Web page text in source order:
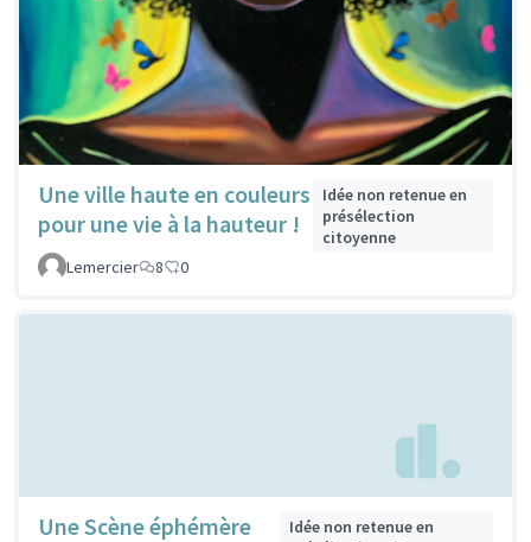
Une ville haute en couleurs
pour une vie à la hauteur !
Idée non retenue en
présélection
citoyenne
Lemercier
8 0
Une Scène éphémère
Idée non retenue en